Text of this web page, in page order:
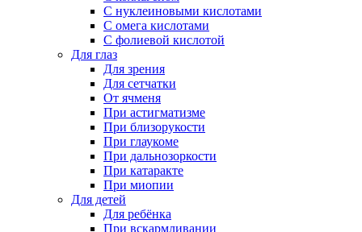
С нуклеиновыми кислотами
С омега кислотами
С фолиевой кислотой
Для глаз
Для зрения
Для сетчатки
От ячменя
При астигматизме
При близорукости
При глаукоме
При дальнозоркости
При катаракте
При миопии
Для детей
Для ребёнка
При вскармливании